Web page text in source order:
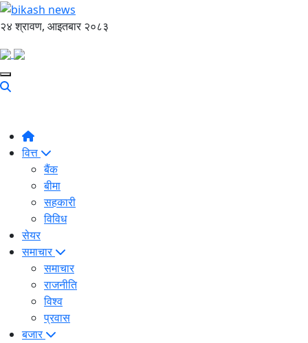
२४ श्रावण, आइतबार २०८३
वित्त
बैंक
बीमा
सहकारी
विविध
सेयर
समाचार
समाचार
राजनीति
विश्व
प्रवास
बजार